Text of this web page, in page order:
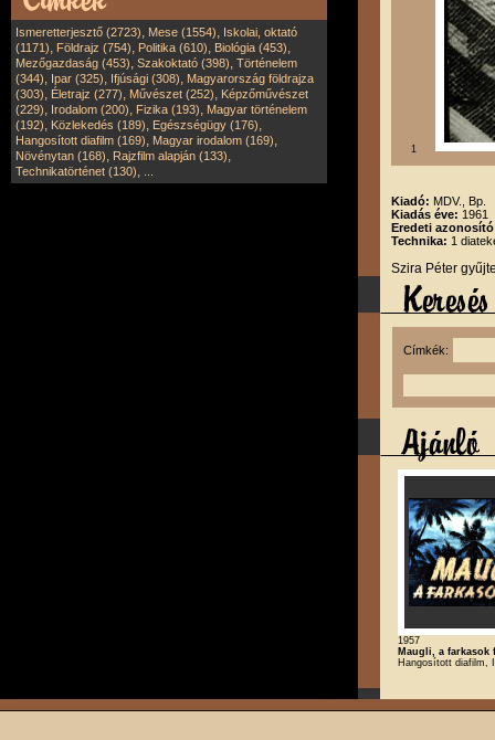
Ismeretterjesztő (2723), Mese (1554), Iskolai, oktató
(1171), Földrajz (754), Politika (610), Biológia (453),
Mezőgazdaság (453), Szakoktató (398), Történelem
(344), Ipar (325), Ifjúsági (308), Magyarország földrajza
(303), Életrajz (277), Művészet (252), Képzőművészet
(229), Irodalom (200), Fizika (193), Magyar történelem
(192), Közlekedés (189), Egészségügy (176),
Hangosított diafilm (169), Magyar irodalom (169),
Növénytan (168), Rajzfilm alapján (133),
Technikatörténet (130),
1
Kiadó: MDV., Bp.
Kiadás éve: 1961
Eredeti
Technika: 1
Szira Péter
Címkék:
1957
Maugli, a farkasok
Hangosított diafilm,